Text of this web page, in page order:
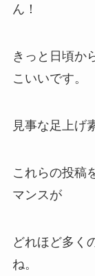
ん！
きっと日頃か
こいいです。
見事な足上げ
これらの投稿
マンスが
どれほど多く
ね。